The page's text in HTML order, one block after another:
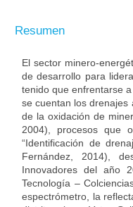
Resumen
El sector minero-
de desarrollo para
tenido que enfrentarse
se cuentan los drenajes
de la oxidación de
2004), procesos que
“Identificación de
Fernández, 2014),
Innovadores del año
Tecnología –
espectrómetro, la